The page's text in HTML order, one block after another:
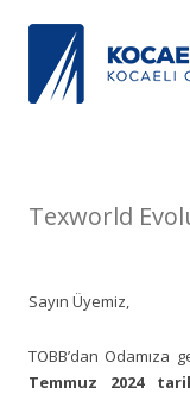
KSO 3500’ü aşkın
Merkez, Çayırova,
Texworld
Sayın Üyemiz,
TOBB’dan Odamıza
Temmuz 2024